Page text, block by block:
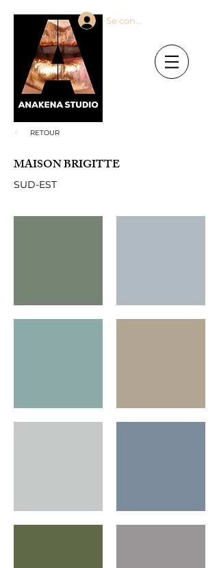
Se connecter
RETOUR
MAISON BRIGITTE
SUD-EST